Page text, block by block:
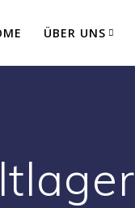
ÜBER UNS